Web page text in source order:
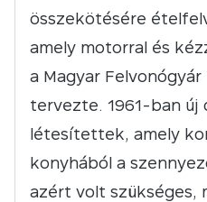
összekötésére
amely motorral és
a Magyar
tervezte. 1961-ban új
létesítettek, amely
konyhából a
azért volt szükséges,